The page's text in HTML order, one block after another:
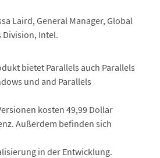
Laird, General Manager, Global
Division, Intel.
bietet Parallels auch Parallels
und and Parallels
kosten 49,99 Dollar
Außerdem befinden sich
in der Entwicklung.